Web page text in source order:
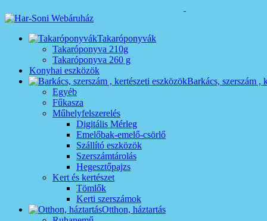
Takaróponyvák
Takaróponyva 210g
Takaróponyva 260 g
Konyhai eszközök
Barkács, szerszám ,
Egyéb
Fűkasza
Műhelyfelszerelés
Digitális Mérleg
Emelőbak-emelő-csörlő
Szállító eszközök
Szerszámtárolás
Hegesztőpajzs
Kert és kertészet
Tömlők
Kerti szerszámok
Otthon, háztartás